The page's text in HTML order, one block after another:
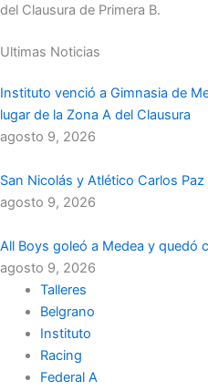
del Clausura de Primera B.
Ultimas Noticias
Instituto venció a Gimnasia de
lugar de la Zona A del Clausura
agosto 9, 2026
San Nicolás y Atlético Carlos
agosto 9, 2026
All Boys goleó a Medea y quedó
agosto 9, 2026
Talleres
Belgrano
Instituto
Racing
Federal A